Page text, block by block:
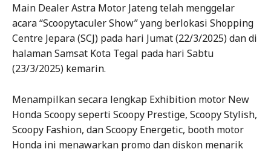
Main Dealer Astra Motor Jateng telah menggelar
acara “Scoopytaculer Show” yang berlokasi Shopping
Centre Jepara (SCJ) pada hari Jumat (22/3/2025) dan di
halaman Samsat Kota Tegal pada hari Sabtu
(23/3/2025) kemarin.
Menampilkan secara lengkap Exhibition motor New
Honda Scoopy seperti Scoopy Prestige, Scoopy Stylish,
Scoopy Fashion, dan Scoopy Energetic, booth motor
Honda ini menawarkan promo dan diskon menarik